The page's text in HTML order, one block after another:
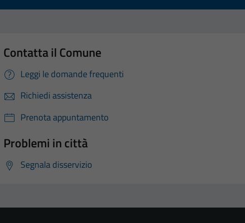
Contatta il Comune
Leggi le domande frequenti
Richiedi assistenza
Prenota appuntamento
Problemi in città
Segnala disservizio